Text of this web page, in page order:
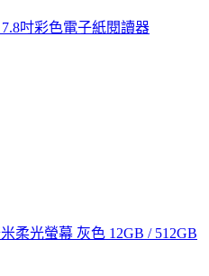
7.8吋彩色電子紙閱讀器
柔光螢幕 灰色 12GB / 512GB